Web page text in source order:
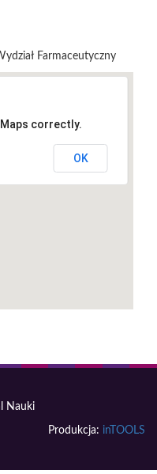
Farmaceutyczny
correctly.
OK
Nauki
Produkcja: inTOOLS